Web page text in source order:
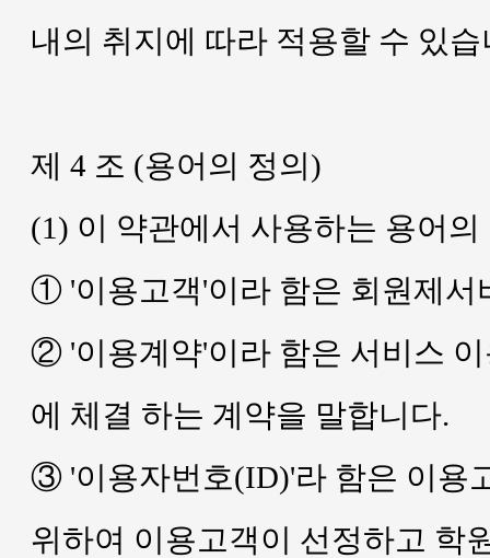
내의 취지에 따라 적용할 수 있습
제 4 조 (용어의 정의)
(1) 이 약관에서 사용하는 용어
① '이용고객'이라 함은 회원제서
② '이용계약'이라 함은 서비스
에 체결 하는 계약을 말합니다.
③ '이용자번호(ID)'라 함은 이용
위하여 이용고객이 선정하고 학